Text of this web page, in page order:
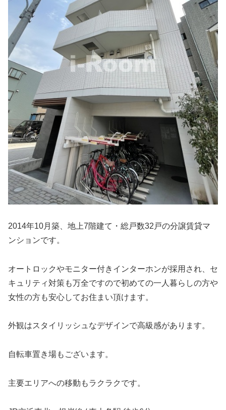
2014年10月築、地上7階建て・総戸数32戸の分譲賃貸マ
ンションです。
オートロックやモニター付きインターホンが採用され、セ
キュリティ対策も万全ですので初めての一人暮らしの方や
女性の方も安心してお住まい頂けます。
外観はスタイリッシュなデザインで高級感があります。
自転車置き場もございます。
主要エリアへの移動もラクラクです。